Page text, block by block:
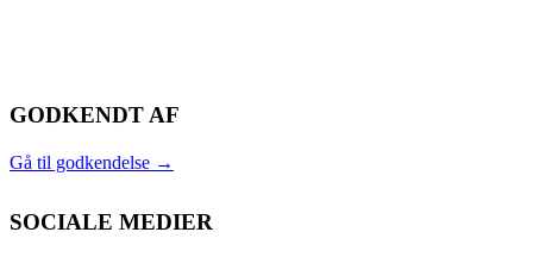
GODKENDT AF
Gå til godkendelse →
SOCIALE MEDIER